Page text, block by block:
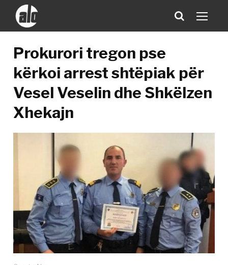
Prokurori tregon pse
kërkoi arrest shtëpiak për
Vesel Veselin dhe Shkëlzen
Xhekajn